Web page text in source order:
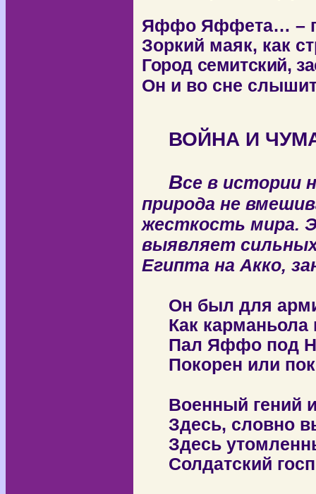
Яффо Яффета… –
Зоркий маяк, как
Город семитский,
Он и во сне
ВОЙНА И
Все в истории
природа не
жесткость мира.
выявляет сильных
Египта на Акко,
Он был для
Как
Пал Яффо под
Покорен или
Военный гений
Здесь, словно
Здесь
Солдатский